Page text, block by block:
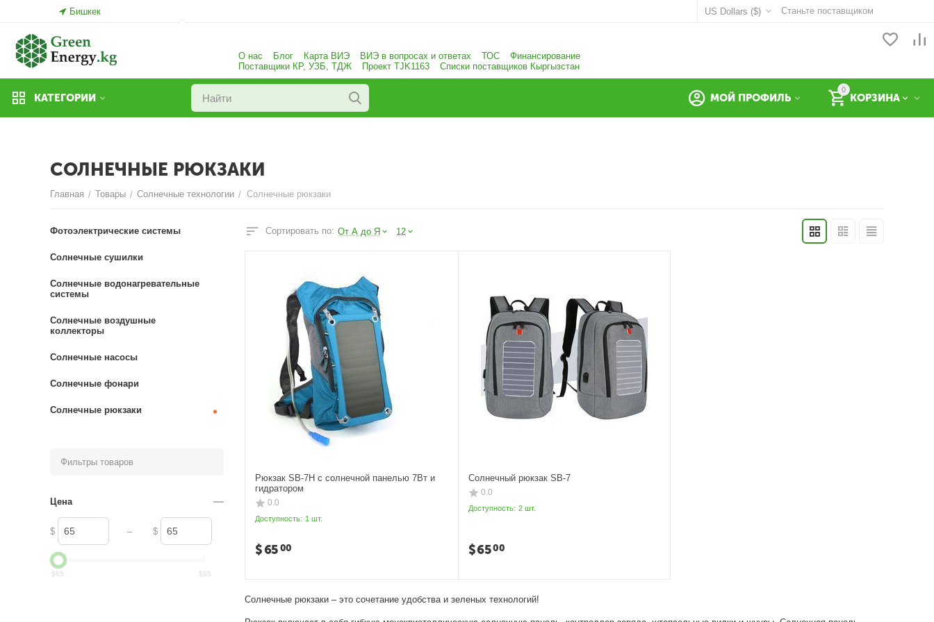
Бишкек Станьте поставщиком
US Dollars ($)
О нас Блог Карта ВИЭ ВИЭ в вопросах и ответах ТОС
Финансирование
Поставщики КР, УЗБ, ТДЖ
Проект TJK1163 Списки поставщиков Кыргызстан
КАТЕГОРИИ
0
КОРЗИНА
МОЙ ПРОФИЛЬ
СОЛНЕЧНЫЕ РЮКЗАКИ
Главная / Товары / Солнечные технологии / Солнечные рюкзаки
Солнечные рюкзаки – это сочетание удобства и зеленых технологий!
Сортировать по: От А до Я 12
Рюкзак SB-7H с солнечной панелью 7Вт и
гидратором
0.0
Доступность: 1 шт.
$6500
Солнечный рюкзак SB-7
0.0
Доступность: 2 шт.
$6500
Фотоэлектрические системы
Солнечные сушилки
Солнечные водонагревательные
системы
Солнечные воздушные
коллекторы
Солнечные насосы
Солнечные фонари
Солнечные рюкзаки
Фильтры товаров
Цена
$ – $
$65 $65